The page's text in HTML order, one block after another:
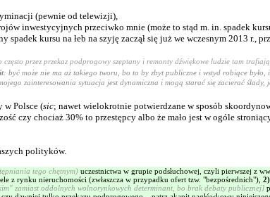
(pewnie od telewizji),
inwestycyjnych przeciwko mnie (może to stąd m. in. spadek
kursu na łeb na szyję zaczął się już we wczesnym 2013 r.,
często przez przekaz podprogowy szeptany i remonty dźwiękowe ludzie tam
: być może nie ma aż takiego tworu, bo to by zbyt publiczne i wstyd robiące
zainteresowania sytuacja jest dynamiczna i mogą starać się zacierać
w Polsce (sic; nawet wielokrotnie potwierdzane w sposób
czy chociaż 30% to przestępcy albo że mało jest w ogóle
polityków.
tego chętnym) uczestnictwa w grupie podsłuchowej, czyli pierwszej z
z rynku nieruchomości (zwłaszcza w przypadku ofert tzw. "bezpośrednich"), 2)
zamiast oddolnych wolnorynkowych determinant, bo brak debaty publicznej]